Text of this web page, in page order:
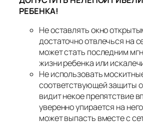
РЕБЕНКА!
Не оставлять окно
достаточно отвлечься на
может стать последним
жизни ребенка или
Не использовать
соответствующей защиты
видит некое препятствие
уверенно упирается на
может выпасть вместе с